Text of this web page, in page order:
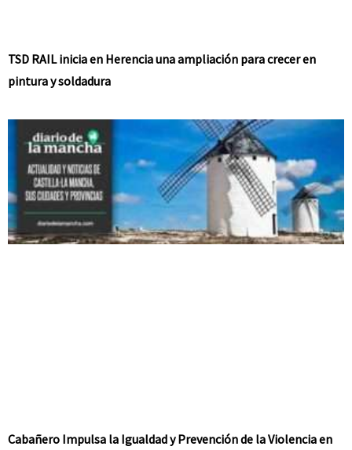
TSD RAIL inicia en Herencia una ampliación para crecer en
pintura y soldadura
Cabañero Impulsa la Igualdad y Prevención de la Violencia en